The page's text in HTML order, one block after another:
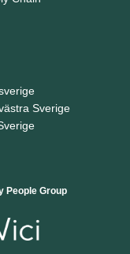
Sverige
People Group